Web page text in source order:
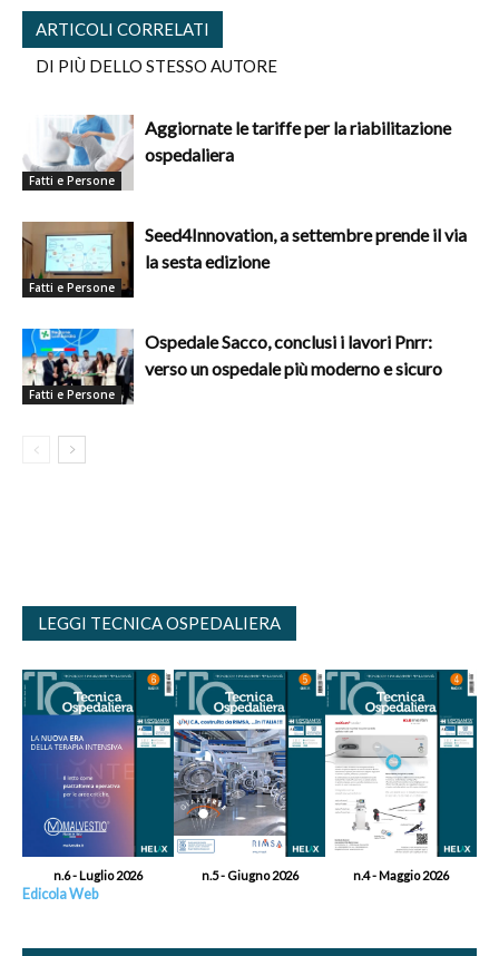
ARTICOLI CORRELATI
DI PIÙ DELLO STESSO AUTORE
Fatti e Persone
Aggiornate le tariffe per la riabilitazione
ospedaliera
Fatti e Persone
Seed4Innovation, a settembre prende il via
la sesta edizione
Fatti e Persone
Ospedale Sacco, conclusi i lavori Pnrr:
verso un ospedale più moderno e sicuro
LEGGI TECNICA OSPEDALIERA
n.6 - Luglio 2026 n.5 - Giugno 2026 n.4 - Maggio 2026
Edicola Web